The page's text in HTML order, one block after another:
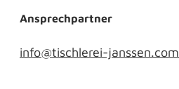
Ansprechpartner
info@tischlerei-janssen.com